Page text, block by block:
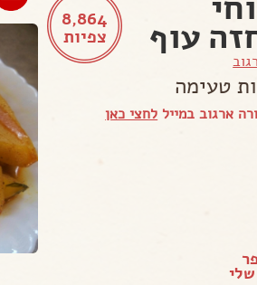
8,864
צפיות עוף
טעימה
ארגוב במייל לחצי כאן